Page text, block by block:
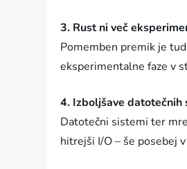
3. Rust ni več
Pomemben premik je
eksperimentalne faze v
4. Izboljšave datotečnih
Datotečni sistemi ter
hitrejši I/O – še posebej